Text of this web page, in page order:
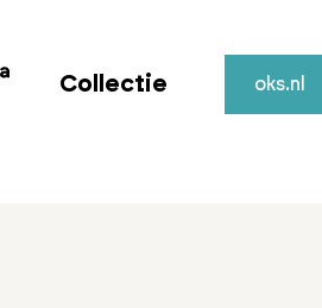
Collectie oks.nl